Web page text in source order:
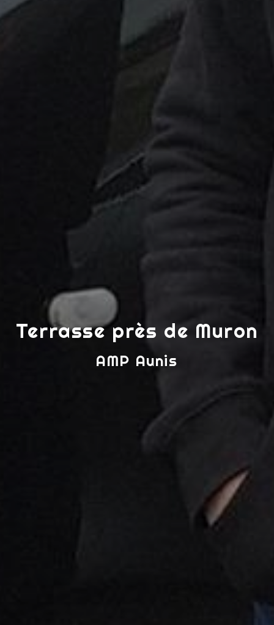
Terrasse près de Muron
AMP Aunis